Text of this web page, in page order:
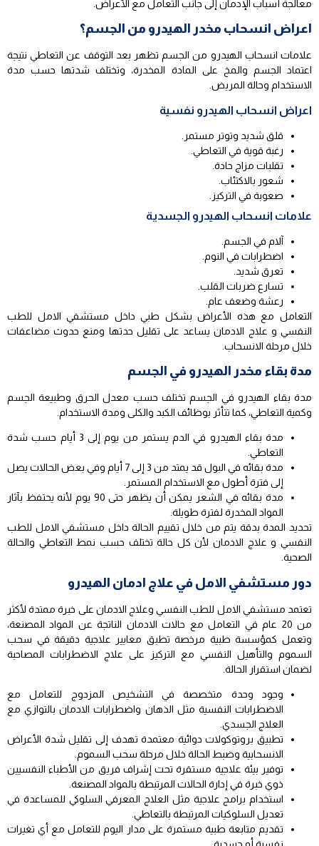
معالجة أسباب الإدمان إلى جانب التعامل مع الأعراض.
اعراض انسحاب مخدر الهيدرو من الجسم؟
علامات انسحاب الهيدرو من الجسم تظهر بعد التوقف عن التعاطي نتيجة
اعتماد الجسم والمخ على المادة المخدرة، وتختلف شدتها حسب مدة
الاستخدام وحالة المريض.
اعراض انسحاب الهيدرو نفسية
قلق شديد وتوتر مستمر.
رغبة قوية في التعاطي.
تقلبات مزاج حادة.
شعور بالاكتئاب.
صعوبة في التركيز.
علامات انسحاب الهيدرو الجسدية
آلام في الجسم.
اضطرابات في النوم.
تعرق شديد.
تسارع ضربات القلب.
رعشة وضعف عام.
التعامل مع هذه الأعراض بشكل طبي داخل مستشفي الامل للطب
النفسي و علاج الادمان يساعد على تقليل حدتها ومنع حدوث مضاعفات
خلال مرحلة الانسحاب.
مدة بقاء مخدر الهيدرو في الجسم
مدة بقاء الهيدرو في الجسم تختلف حسب معدل الحرق وطبيعة الجسم
وكمية التعاطي، كما تتأثر بوظائف الكبد والكلى ومدة الاستخدام.
مدة بقاء الهيدرو في الدم يستمر من يوم إلى 3 أيام حسب شدة
التعاطي.
مدة بقائه في البول قد يمتد من 3 إلى 7 أيام وفي بعض الحالات يصل
إلى فترة أطول مع الاستخدام المستمر.
مدة بقائه في الشعر يمكن أن يظهر حتى 90 يوم لأنه يحتفظ بآثار
المواد المخدرة لفترة طويلة.
تحديد المدة بدقة يتم من خلال تقييم الحالة داخل مستشفي الامل للطب
النفسي و علاج الادمان لأن كل حالة تختلف حسب نمط التعاطي والحالة
الصحية.
دور مستشفي الامل في علاج ادمان الهيدرو
تعتمد مستشفي الامل للطب النفسي وعلاج الادمان على خبرة ممتدة لأكثر
من 20 عام في التعامل مع حالات الادمان الناتجة عن المواد المصنعة،
وتعمل كمؤسسة طبية مرخصة تطبق معايير علاجية دقيقة في سحب
السموم والتأهيل النفسي مع التركيز على علاج الاضطرابات المصاحبة
لضمان استقرار الحالة.
وجود وحدة متخصصة في التشخيص المزدوج للتعامل مع
الاضطرابات النفسية مثل الذهان واضطرابات الادمان بالتوازي مع
العلاج الجسدي.
تطبيق بروتوكولات دوائية معتمدة تهدف إلى تقليل شدة الأعراض
الانسحابية وضبط الحالة خلال مرحلة سحب السموم.
توفير بيئة علاجية مستقرة تحت إشراف فريق من الأطباء النفسيين
ذوي خبرة في إدارة الحالات المرتبطة بالمواد المصنعة.
استخدام برامج علاجية مثل العلاج المعرفي السلوكي للمساعدة في
تعديل السلوكيات المرتبطة بالتعاطي.
تقديم متابعة طبية مستمرة على مدار اليوم للتعامل مع أي تغيرات